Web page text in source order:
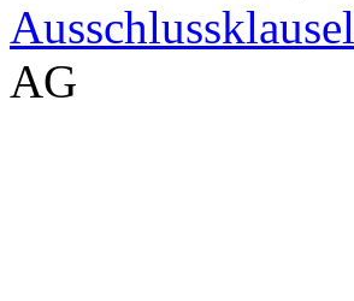
Ausschlussklausel
AG